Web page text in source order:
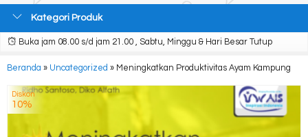
Kategori Produk
Buka jam 08.00 s/d jam 21.00 , Sabtu, Minggu & Hari Besar Tutup
Beranda » Uncategorized » Meningkatkan Produktivitas Ayam Kampung
Diskon
10%